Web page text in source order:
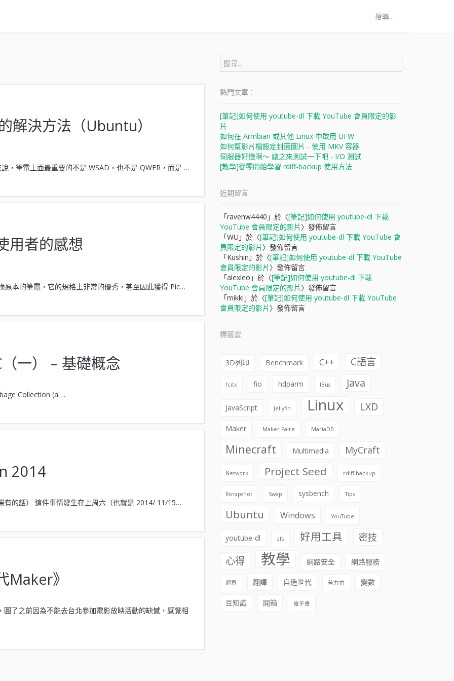
字:
解決方法（Ubuntu）
，筆電上面最重要的不是 WSAD，也不是 QWER，而是 …
用者的感想
原本的筆電，它的規格上非常的優秀，甚至因此獲得 Pic…
一） – 基礎概念
Collection (a….
2014
有的話） 這件事情發生在上周六（也就是 2014/ 11/15…
Maker》
了之前因為不能去台北參加電影放映活動的缺憾，感覺相
搜
尋
鍵
熱門文章︰
[筆記]如何使用 youtube-dl 下載 YouTube 會員限定的影
片
如何在 Armbian 或其他 Linux 中啟用 UFW
如何幫影片檔設定封面圖片 - 使用 MKV 容器
伺服器好慢啊～ 總之來測試一下吧 - I/O 測試
[教學]從零開始學習 rdiff-backup 使用方法
近期留言
「ravenw4440 」於〈[筆記]如何使用 youtube-dl 下載
YouTube 會員限定的影片 〉發佈留言
「WU 」於〈[筆記]如何使用 youtube-dl 下載 YouTube 會
員限定的影片 〉發佈留言
「Kushin 」於〈[筆記]如何使用 youtube-dl 下載 YouTube
會員限定的影片 〉發佈留言
「alexleo 」於〈[筆記]如何使用 youtube-dl 下載
YouTube 會員限定的影片 〉發佈留言
「mikki 」於〈[筆記]如何使用 youtube-dl 下載 YouTube
會員限定的影片 〉發佈留言
標籤雲
3D列印 Benchmark C++ C語言
fcitx fio hdparm IBus Java
JavaScript Jellyfin Linux LXD
Maker Maker Faire MariaDB
Minecraft Multimedia MyCraft
Network Project Seed rdiff-backup
Rsnapshot Swap sysbench Tips
Ubuntu Windows YouTube
youtube-dl zfs 好用工具 密技
心得 教學 網路安全 網路服務
網頁 翻譯 自造世代 苦力怕 變數
豆知識 開箱 電子書